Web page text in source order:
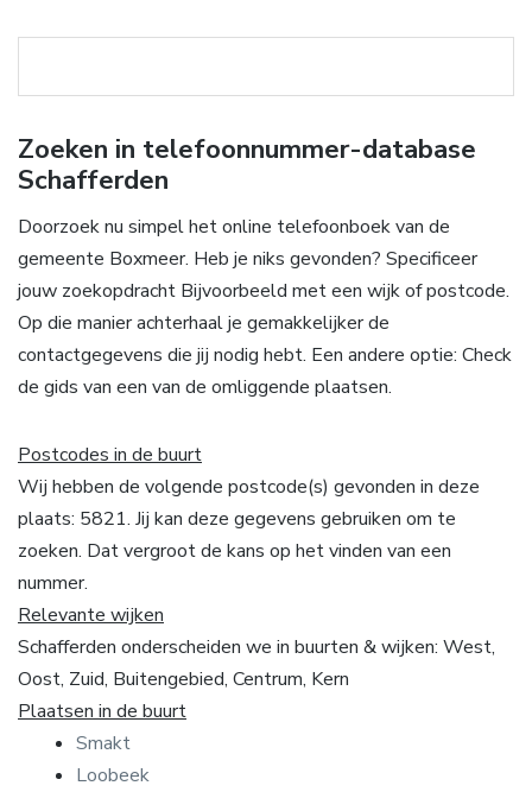
Zoeken in telefoonnummer-database
Schafferden
Doorzoek nu simpel het online telefoonboek van de
gemeente Boxmeer. Heb je niks gevonden? Specificeer
jouw zoekopdracht Bijvoorbeeld met een wijk of postcode.
Op die manier achterhaal je gemakkelijker de
contactgegevens die jij nodig hebt. Een andere optie: Check
de gids van een van de omliggende plaatsen.
Postcodes in de buurt
Wij hebben de volgende postcode(s) gevonden in deze
plaats: 5821. Jij kan deze gegevens gebruiken om te
zoeken. Dat vergroot de kans op het vinden van een
nummer.
Relevante wijken
Schafferden onderscheiden we in buurten & wijken: West,
Oost, Zuid, Buitengebied, Centrum, Kern
Plaatsen in de buurt
Smakt
Loobeek